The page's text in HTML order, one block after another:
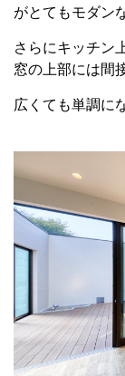
がとてもモダン
さらにキッチン
窓の上部には間
広くても単調に